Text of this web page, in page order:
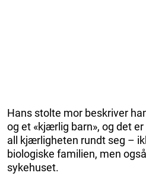
Hans stolte mor beskriver
og et «kjærlig barn», og det
all kjærligheten rundt seg –
biologiske familien, men
sykehuset.